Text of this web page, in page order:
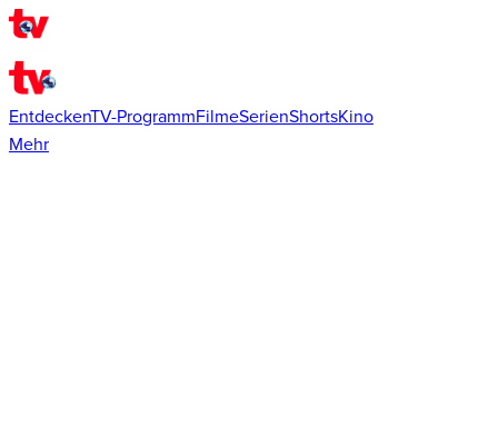
EntdeckenTV-ProgrammFilmeSerienShortsKino
Mehr